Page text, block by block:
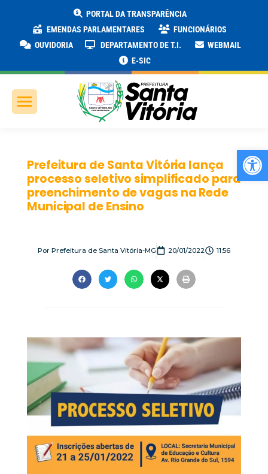
PORTAL DA TRANSPARÊNCIA
EMENDAS PARLAMENTARES
FUNCIONÁRIOS
OUVIDORIA
DEPARTAMENTO DE T.I.
WEBMAIL
E-SIC
Prefeitura de Santa Vitória lança
processo seletivo simplificado para
preenchimento de vagas na Rede
Municipal de Ensino
Por Prefeitura de Santa Vitória-MG 20/01/2022 11:56